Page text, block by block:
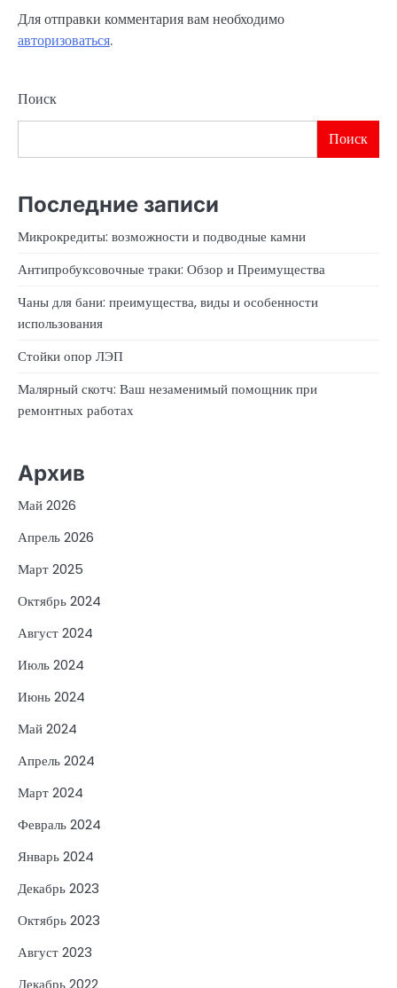
Для отправки комментария вам необходимо
авторизоваться.
Поиск
Поиск
Последние записи
Микрокредиты: возможности и подводные камни
Антипробуксовочные траки: Обзор и Преимущества
Чаны для бани: преимущества, виды и особенности
использования
Стойки опор ЛЭП
Малярный скотч: Ваш незаменимый помощник при
ремонтных работах
Архив
Май 2026
Апрель 2026
Март 2025
Октябрь 2024
Август 2024
Июль 2024
Июнь 2024
Май 2024
Апрель 2024
Март 2024
Февраль 2024
Январь 2024
Декабрь 2023
Октябрь 2023
Август 2023
Декабрь 2022